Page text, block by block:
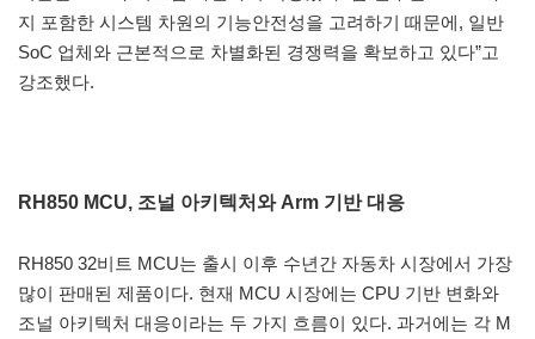
지 포함한 시스템 차원의 기능안전성을 고려하기 때문에, 일반
SoC 업체와 근본적으로 차별화된 경쟁력을 확보하고 있다”고
강조했다.
RH850 MCU, 조널 아키텍처와 Arm 기반 대응
RH850 32비트 MCU는 출시 이후 수년간 자동차 시장에서 가장
많이 판매된 제품이다. 현재 MCU 시장에는 CPU 기반 변화와
조널 아키텍처 대응이라는 두 가지 흐름이 있다. 과거에는 각 M